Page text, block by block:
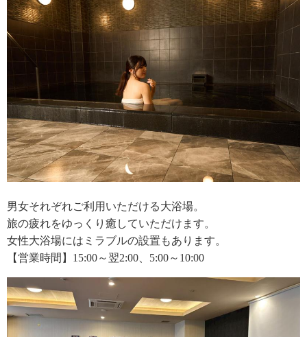
男女それぞれご利用いただける大浴場。
旅の疲れをゆっくり癒していただけます。
女性大浴場にはミラブルの設置もあります。
【営業時間】15:00～翌2:00、5:00～10:00